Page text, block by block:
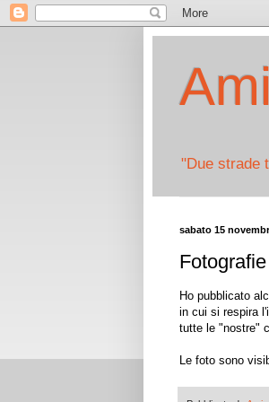
"Due strade
sabato 15
Ho pubblicato
in cui si respira
tutte le "nostre"
Le foto sono